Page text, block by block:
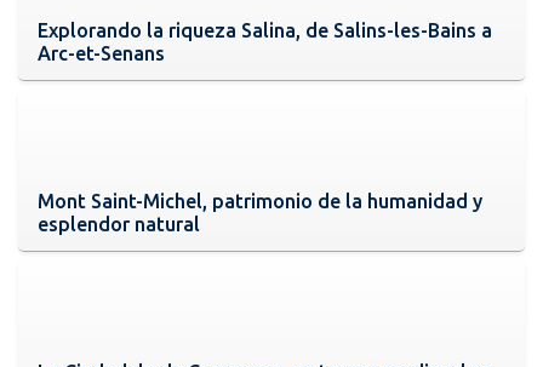
Explorando la riqueza Salina, de Salins-les-Bains a
Arc-et-Senans
Mont Saint-Michel, patrimonio de la humanidad y
esplendor natural